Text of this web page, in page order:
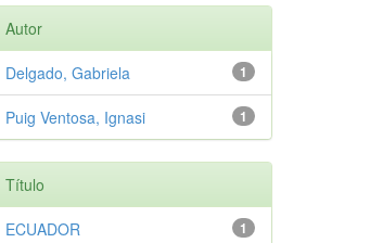
Autor
1
Delgado, Gabriela
1
Puig Ventosa, Ignasi
Título
1
ECUADOR